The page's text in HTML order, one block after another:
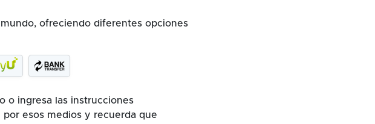
ofreciendo diferentes opciones
o ingresa las instrucciones
esos medios y recuerda que